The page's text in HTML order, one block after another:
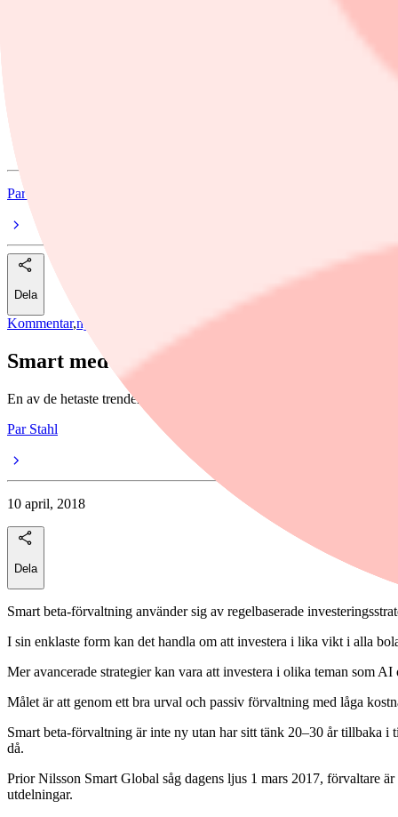
PriorNilsson Globala Utdelare
Par Stahl
Dela
Kommentar,nyheter
Smart med utdelningshöjare
En av de hetaste trenderna inom kapitalförvaltning är Smart beta-
Par Stahl
10 april, 2018
Dela
Smart beta-förvaltning använder sig av regelbaserade
I sin enklaste form kan det handla om att investera i lika vikt i alla
Mer avancerade strategier kan vara att investera i olika teman som
Målet är att genom ett bra urval och passiv förvaltning med låga
Smart beta-förvaltning är inte ny utan har sitt tänk 20–30 år tillbaka
då.
Prior Nilsson Smart Global såg dagens ljus 1 mars 2017, förvaltare
utdelningar.